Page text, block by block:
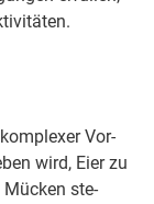
Vor­
wird, Ei­er zu
Mü­cken ste­